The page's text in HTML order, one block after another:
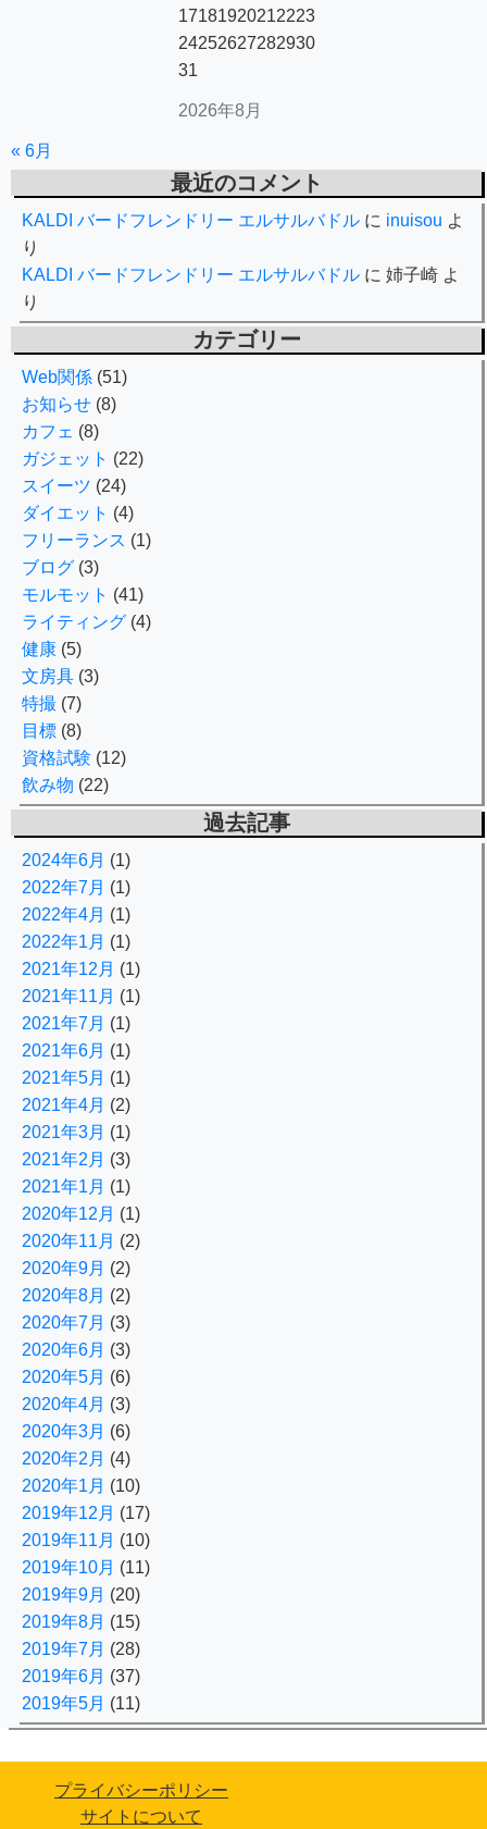
2026年8月
17181920212223
24252627282930
31
« 6月
最近のコメント
KALDI バードフレンドリー エルサルバドル に inuisou よ
り
KALDI バードフレンドリー エルサルバドル に 姉子崎 よ
り
カテゴリー
Web関係 (51)
お知らせ (8)
カフェ (8)
ガジェット (22)
スイーツ (24)
ダイエット (4)
フリーランス (1)
ブログ (3)
モルモット (41)
ライティング (4)
健康 (5)
文房具 (3)
特撮 (7)
目標 (8)
資格試験 (12)
飲み物 (22)
過去記事
2024年6月 (1)
2022年7月 (1)
2022年4月 (1)
2022年1月 (1)
2021年12月 (1)
2021年11月 (1)
2021年7月 (1)
2021年6月 (1)
2021年5月 (1)
2021年4月 (2)
2021年3月 (1)
2021年2月 (3)
2021年1月 (1)
2020年12月 (1)
2020年11月 (2)
2020年9月 (2)
2020年8月 (2)
2020年7月 (3)
2020年6月 (3)
2020年5月 (6)
2020年4月 (3)
2020年3月 (6)
2020年2月 (4)
2020年1月 (10)
2019年12月 (17)
2019年11月 (10)
2019年10月 (11)
2019年9月 (20)
2019年8月 (15)
2019年7月 (28)
2019年6月 (37)
2019年5月 (11)
プライバシーポリシー
サイトについて